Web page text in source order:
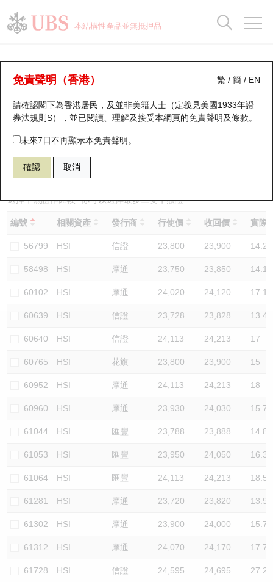
本結構性產品並無抵押品
繁 / 簡 / EN
免責聲明（香港）
請確認閣下為香港居民，及並非美籍人士（定義見美國1933年證
券法規則S），並已閱讀、理解及接受本網頁的免責聲明及條款。
未來7日不再顯示本免責聲明。
確認 取消
牛熊證分析儀
表現 街貨統計 比較
67440 瑞銀牛證 HSI 恒生指數
選擇牛熊證作比較 *你可以選擇最多三隻牛熊證
編號 相關資產 發行商 行使價 收回價 實際
56799 HSI 信證 23,800 23,900 14.2
58498 HSI 摩通 23,750 23,850 14.1
60102 HSI 摩通 24,020 24,120 17.1
60639 HSI 信證 23,728 23,828 13.4
60640 HSI 信證 24,113 24,213 17
60765 HSI 花旗 23,800 23,900 15
60952 HSI 摩通 24,113 24,213 18
60960 HSI 摩通 23,930 24,030 15.7
61044 HSI 匯豐 23,788 23,888 14.8
61053 HSI 匯豐 23,950 24,050 16.3
61064 HSI 匯豐 24,113 24,213 18.5
61281 HSI 摩通 23,720 23,820 13.9
61302 HSI 摩通 23,900 24,000 15.7
61312 HSI 摩通 24,070 24,170 17.7
61728 HSI 信證 24,595 24,695 27.2
瑞銀認股證一覽
新發行瑞銀認股證
即將到期認股證
認股證到期結算價查詢
認股證分析儀
認股證速算機
認股證/牛熊證日誌
認股證文件及公告
街貨統計
比較
牛熊全景快搜
牛熊證搜尋
牛熊證街貨分佈圖
正股牛熊證列表
新發行瑞銀牛熊證
已收回牛熊證剩餘價值
牛熊證到期結算價查詢
牛熊證分析儀
牛熊證文件及公告
牛熊證文件及公告 (瑞信)
街貨統計
比較
十大升幅/跌幅
十大認股證成交分佈
十天股證佔大市成交
資金流
街貨統計
三十大平均引伸波幅
正股分析儀
二十大活躍股份
恒指成份股
國指成份股
科指成份股
相關資產沽空
中資ETFs溢價比較
AH 股價對照
ADR
收市競價變化
持股比重
顯示所有持股比重
每月輪證大市專題
輪證專欄
講座及教育短片
認股證投資者教育
牛熊證投資者教育
認股證牛熊證常問問題